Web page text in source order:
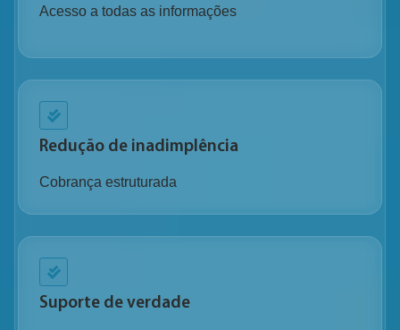
Acesso a todas as informações
Redução de inadimplência
Cobrança estruturada
Suporte de verdade